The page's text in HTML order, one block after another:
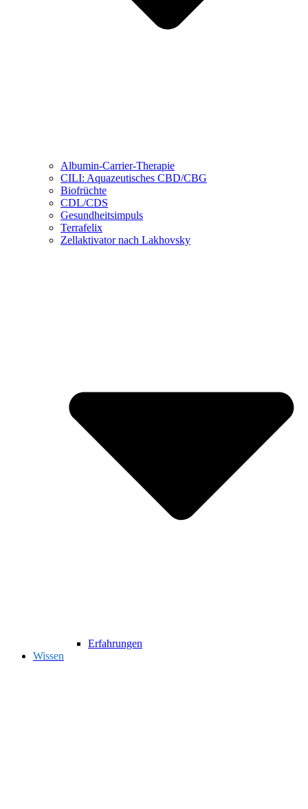
Albumin-Carrier-Therapie
CILI: Aquazeutisches CBD/CBG
Biofrüchte
CDL/CDS
Gesundheitsimpuls
Terrafelix
Zellaktivator nach Lakhovsky
Erfahrungen
Wissen